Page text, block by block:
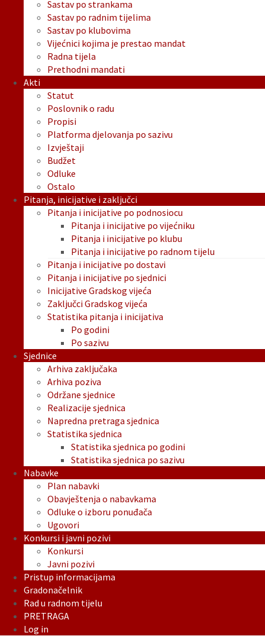
Sastav po strankama
Sastav po radnim tijelima
Sastav po klubovima
Vijećnici kojima je prestao mandat
Radna tijela
Prethodni mandati
Akti
Statut
Poslovnik o radu
Propisi
Platforma djelovanja po sazivu
Izvještaji
Budžet
Odluke
Ostalo
Pitanja, inicijative i zaključci
Pitanja i inicijative po podnosiocu
Pitanja i inicijative po vijećniku
Pitanja i inicijative po klubu
Pitanja i inicijative po radnom tijelu
Pitanja i inicijative po dostavi
Pitanja i inicijative po sjednici
Inicijative Gradskog vijeća
Zaključci Gradskog vijeća
Statistika pitanja i inicijativa
Po godini
Po sazivu
Sjednice
Arhiva zaključaka
Arhiva poziva
Održane sjednice
Realizacije sjednica
Napredna pretraga sjednica
Statistika sjednica
Statistika sjednica po godini
Statistika sjednica po sazivu
Nabavke
Plan nabavki
Obavještenja o nabavkama
Odluke o izboru ponuđača
Ugovori
Konkursi i javni pozivi
Konkursi
Javni pozivi
Pristup informacijama
Gradonačelnik
Rad u radnom tijelu
PRETRAGA
Log in